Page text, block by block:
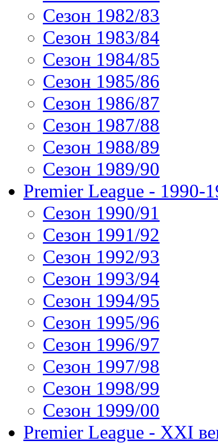
Сезон 1982/83
Сезон 1983/84
Сезон 1984/85
Сезон 1985/86
Сезон 1986/87
Сезон 1987/88
Сезон 1988/89
Сезон 1989/90
Premier League - 1990-
Сезон 1990/91
Сезон 1991/92
Сезон 1992/93
Сезон 1993/94
Сезон 1994/95
Сезон 1995/96
Сезон 1996/97
Сезон 1997/98
Сезон 1998/99
Сезон 1999/00
Premier League - XXI